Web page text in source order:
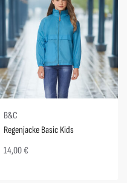
B&C
Regenjacke Basic Kids
14,00 €